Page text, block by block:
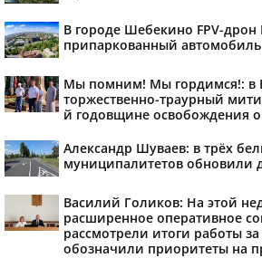
В городе Шебекино FPV-дрон
припаркованный автомобиль
Мы помним! Мы гордимся!: в
торжественно-траурный
й годовщине освобождения
Александр Шуваев: в трёх
муниципалитетов обновили
Василий Голиков: На этой
расширенное оперативное
рассмотрели итоги работы
обозначили приоритеты на